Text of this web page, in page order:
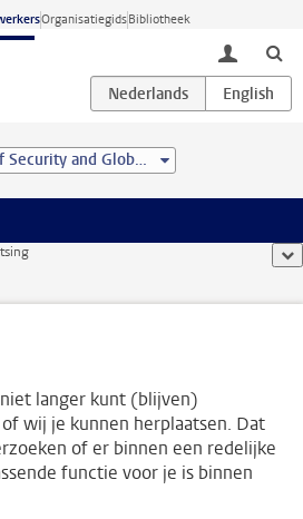
OrganisatiegidsBibliotheek
toggle
Institute of Security and Global Affairs
langer kunt (blijven)
wij je kunnen herplaatsen. Dat
of er binnen een redelijke
functie voor je is binnen